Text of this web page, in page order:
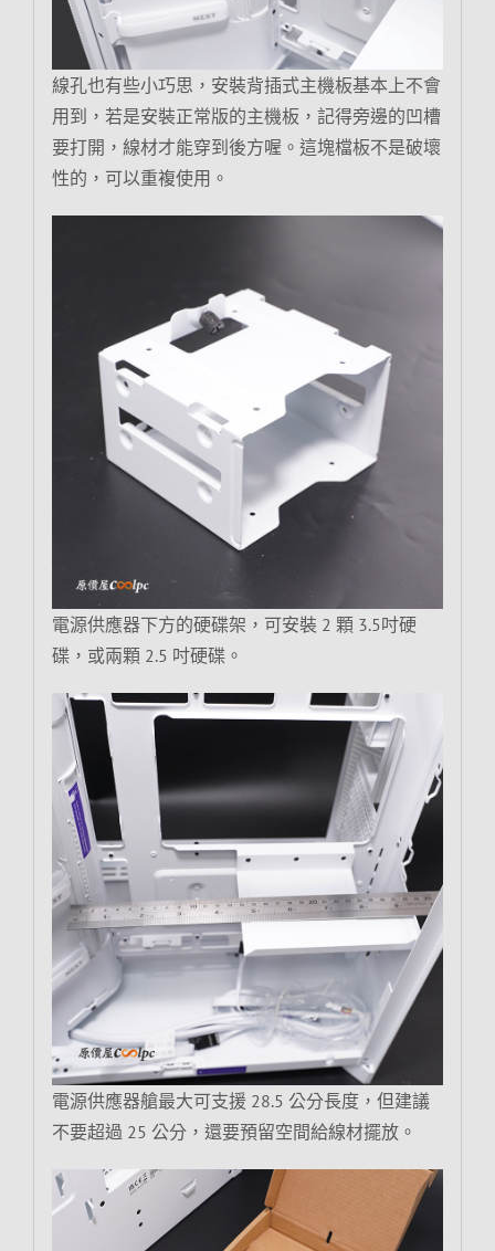
線孔也有些小巧思，安裝背插式主機板基本上不會
用到，若是安裝正常版的主機板，記得旁邊的凹槽
要打開，線材才能穿到後方喔。這塊檔板不是破壞
性的，可以重複使用。
電源供應器下方的硬碟架，可安裝 2 顆 3.5吋硬
碟，或兩顆 2.5 吋硬碟。
電源供應器艙最大可支援 28.5 公分長度，但建議
不要超過 25 公分，還要預留空間給線材擺放。